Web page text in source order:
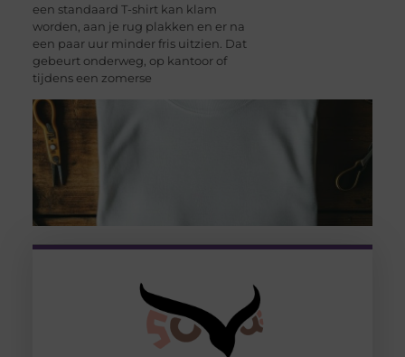
een standaard T-shirt kan klam
worden, aan je rug plakken en er na
een paar uur minder fris uitzien. Dat
gebeurt onderweg, op kantoor of
tijdens een zomerse